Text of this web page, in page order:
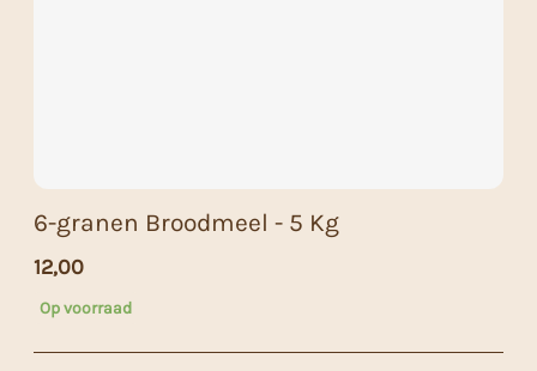
6-granen Broodmeel - 5 Kg
12,00
Op voorraad